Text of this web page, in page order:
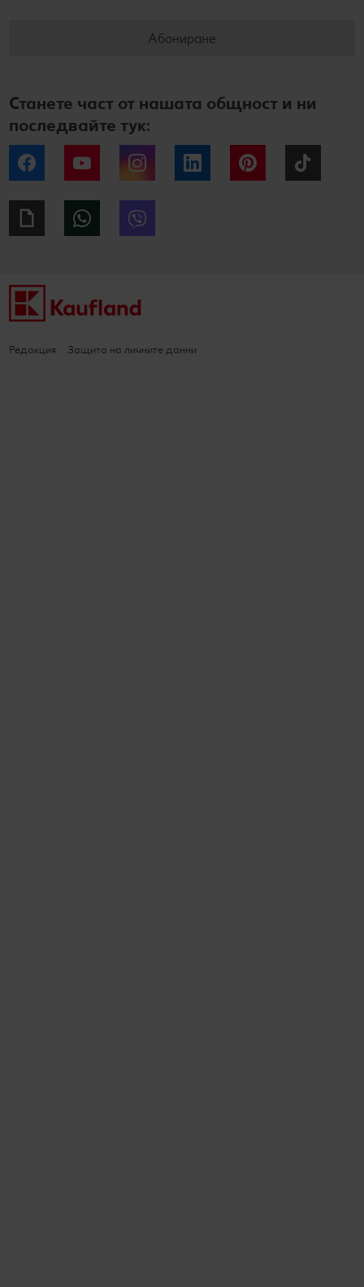
Абониране
Станете част от нашата общност и ни
последвайте тук:
Facebook YouTube Instagram LinkedIn Pinterest
Giphy WhatsApp
Редакция Защита на личните данни